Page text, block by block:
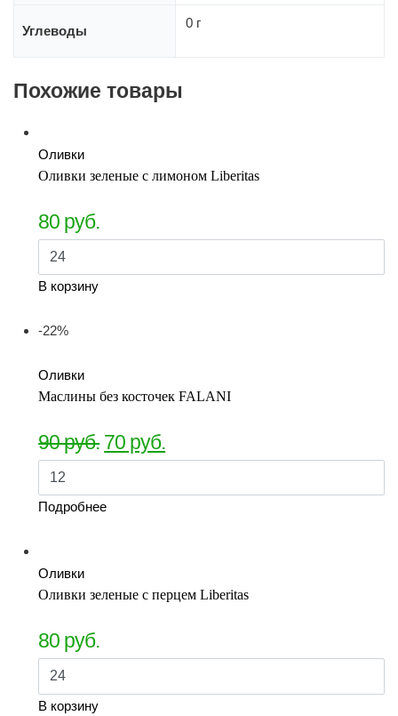
Углеводы
0 г
Похожие товары
Оливки
Оливки зеленые с лимоном Liberitas
80 руб.
В корзину
-22%
Оливки
Маслины без косточек FALANI
90руб. 70 руб.
Подробнее
Оливки
Оливки зеленые с перцем Liberitas
80 руб.
В корзину